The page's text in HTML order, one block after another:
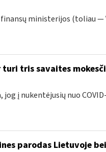
ministerijos (toliau —
tris savaites
į nukentėjusių nuo
parodas Lietuvoje